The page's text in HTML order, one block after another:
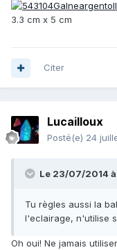
3.3 cm x 5 cm
Citer
Lucailloux
Posté(e) 24
Le 23/07/2014
Tu règles aussi la
l'eclairage, n'utilise
Oh oui! Ne jamais